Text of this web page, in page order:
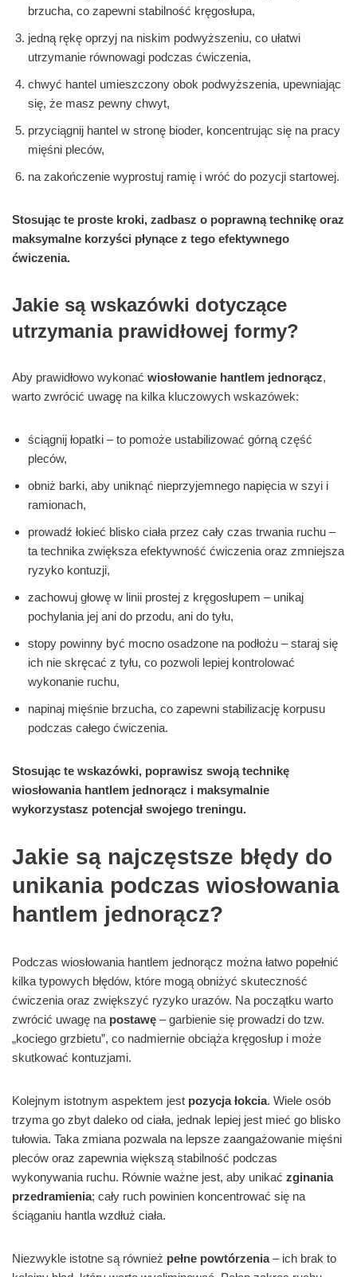
brzucha, co zapewni stabilność kręgosłupa,
jedną rękę oprzyj na niskim podwyższeniu, co ułatwi
utrzymanie równowagi podczas ćwiczenia,
chwyć hantel umieszczony obok podwyższenia, upewniając
się, że masz pewny chwyt,
przyciągnij hantel w stronę bioder, koncentrując się na pracy
mięśni pleców,
na zakończenie wyprostuj ramię i wróć do pozycji startowej.
Stosując te proste kroki, zadbasz o poprawną technikę oraz
maksymalne korzyści płynące z tego efektywnego
ćwiczenia.
Jakie są wskazówki dotyczące
utrzymania prawidłowej formy?
Aby prawidłowo wykonać wiosłowanie hantlem jednorącz,
warto zwrócić uwagę na kilka kluczowych wskazówek:
ściągnij łopatki – to pomoże ustabilizować górną część
pleców,
obniż barki, aby uniknąć nieprzyjemnego napięcia w szyi i
ramionach,
prowadź łokieć blisko ciała przez cały czas trwania ruchu –
ta technika zwiększa efektywność ćwiczenia oraz zmniejsza
ryzyko kontuzji,
zachowuj głowę w linii prostej z kręgosłupem – unikaj
pochylania jej ani do przodu, ani do tyłu,
stopy powinny być mocno osadzone na podłożu – staraj się
ich nie skręcać z tyłu, co pozwoli lepiej kontrolować
wykonanie ruchu,
napinaj mięśnie brzucha, co zapewni stabilizację korpusu
podczas całego ćwiczenia.
Stosując te wskazówki, poprawisz swoją technikę
wiosłowania hantlem jednorącz i maksymalnie
wykorzystasz potencjał swojego treningu.
Jakie są najczęstsze błędy do
unikania podczas wiosłowania
hantlem jednorącz?
Podczas wiosłowania hantlem jednorącz można łatwo popełnić
kilka typowych błędów, które mogą obniżyć skuteczność
ćwiczenia oraz zwiększyć ryzyko urazów. Na początku warto
zwrócić uwagę na postawę – garbienie się prowadzi do tzw.
„kociego grzbietu”, co nadmiernie obciąża kręgosłup i może
skutkować kontuzjami.
Kolejnym istotnym aspektem jest pozycja łokcia. Wiele osób
trzyma go zbyt daleko od ciała, jednak lepiej jest mieć go blisko
tułowia. Taka zmiana pozwala na lepsze zaangażowanie mięśni
pleców oraz zapewnia większą stabilność podczas
wykonywania ruchu. Równie ważne jest, aby unikać zginania
przedramienia; cały ruch powinien koncentrować się na
ściąganiu hantla wzdłuż ciała.
Niezwykle istotne są również pełne powtórzenia– ich brak to